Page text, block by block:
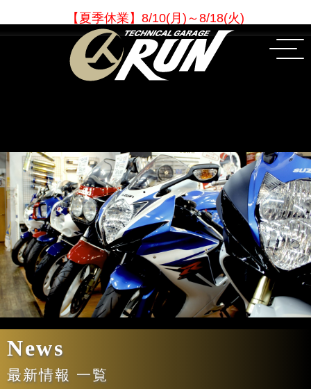
【夏季休業 】 8/10(月)～8/18(火)
News
最新情報 一覧